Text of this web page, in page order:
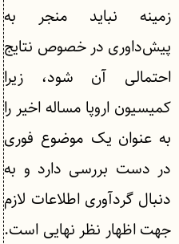
زمینه نباید منجر به
پیش‌داوری در خصوص نتایج
احتمالی آن شود، زیرا
کمیسیون اروپا مساله اخیر را
به عنوان یک موضوع فوری
در دست بررسی دارد و به
دنبال گردآوری اطلاعات لازم
جهت اظهار نظر نهایی است.